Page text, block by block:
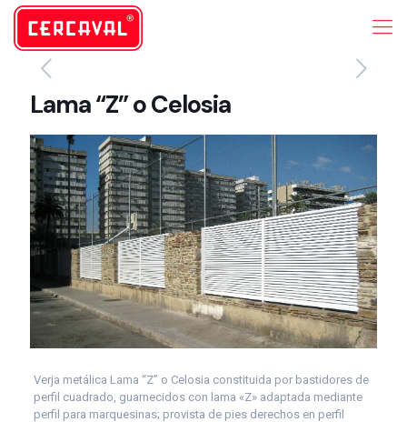
Lama “Z” o Celosia
Verja metálica Lama “Z” o Celosia constituida por bastidores de
perfil cuadrado, guarnecidos con lama «Z» adaptada mediante
perfil para marquesinas; provista de pies derechos en perfil